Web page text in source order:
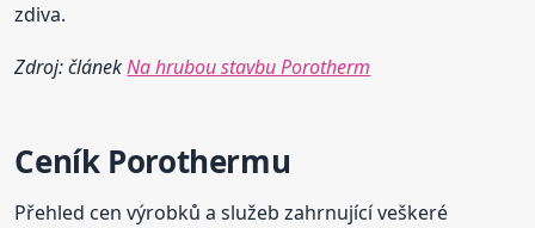
zdiva.
Zdroj: článekNa hrubou stavbu Porotherm
Ceník Porothermu
Přehled cen výrobků a služeb zahrnující veškeré